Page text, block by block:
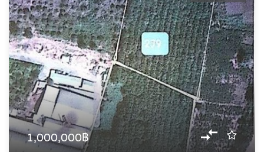
1,000,000฿